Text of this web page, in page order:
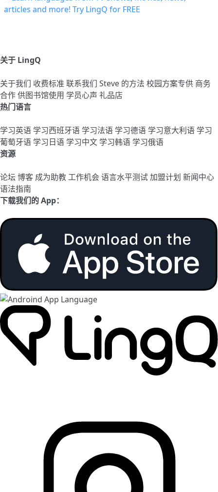
关于 LingQ
关于我们 收费标准 联系我们 Steve 的方法 校园方案专供 商务
合作供图书馆使用 学员心声 礼品店
热门语言
学习英语 学习西班牙语 学习法语 学习德语 学习意大利语 学习
葡萄牙语 学习日语 学习中文 学习韩语 学习俄语
资源
论坛 博客 成为助教工作机会语言水平测试加盟计划 新闻中心
语法指南
下载我们的 App：